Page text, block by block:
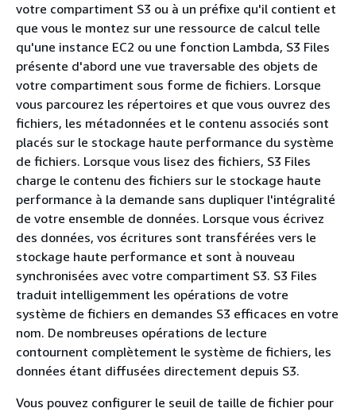
votre compartiment S3 ou à un préfixe qu'il contient et
que vous le montez sur une ressource de calcul telle
qu'une instance EC2 ou une fonction Lambda, S3 Files
présente d'abord une vue traversable des objets de
votre compartiment sous forme de fichiers. Lorsque
vous parcourez les répertoires et que vous ouvrez des
fichiers, les métadonnées et le contenu associés sont
placés sur le stockage haute performance du système
de fichiers. Lorsque vous lisez des fichiers, S3 Files
charge le contenu des fichiers sur le stockage haute
performance à la demande sans dupliquer l'intégralité
de votre ensemble de données. Lorsque vous écrivez
des données, vos écritures sont transférées vers le
stockage haute performance et sont à nouveau
synchronisées avec votre compartiment S3. S3 Files
traduit intelligemment les opérations de votre
système de fichiers en demandes S3 efficaces en votre
nom. De nombreuses opérations de lecture
contournent complètement le système de fichiers, les
données étant diffusées directement depuis S3.
Vous pouvez configurer le seuil de taille de fichier pour